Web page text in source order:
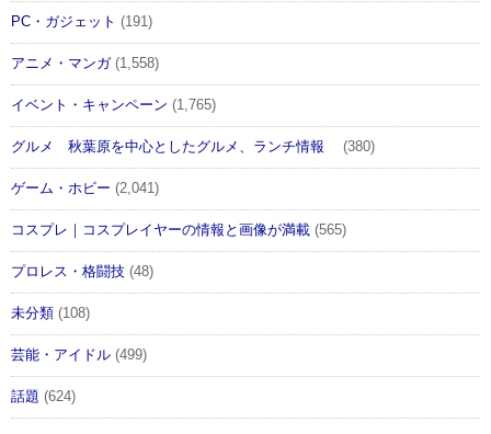
PC・ガジェット (191)
アニメ・マンガ(1,558)
イベント・キャンペーン (1,765)
グルメ 秋葉原を中心としたグルメ、ランチ情報 (380)
ゲーム・ホビー (2,041)
コスプレ｜コスプレイヤーの情報と画像が満載 (565)
プロレス・格闘技 (48)
未分類 (108)
芸能・アイドル (499)
話題 (624)